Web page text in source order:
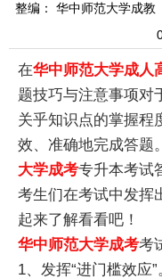
整编： 华中师范大学成教
在华中师范大学成人
题技巧与注意事项对
关乎知识点的掌握程
效、准确地完成答题
大学成考专升本考试
考生们在考试中发挥
起来了解看看吧！
华中师范大学成考考
1、发挥“进门槛效应”